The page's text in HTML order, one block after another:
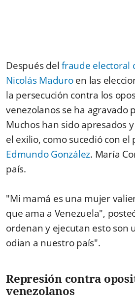
Después delfraude electoral
Nicolás Maduroen las
la persecución contra los
venezolanos se ha agravado
Muchos han sido apresados
el exilio, como sucedió con
Edmundo González. María
país.
"Mi mamá es una mujer
que ama a Venezuela",
ordenan y ejecutan esto son
odian a nuestro país".
Represión contra
venezolanos